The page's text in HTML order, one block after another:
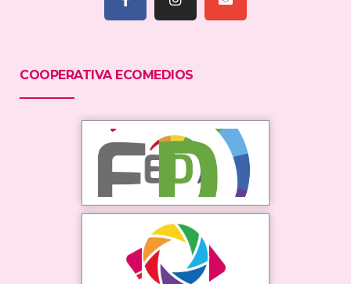
COOPERATIVA ECOMEDIOS